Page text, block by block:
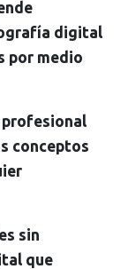
digital
por medio
conceptos
sin
que